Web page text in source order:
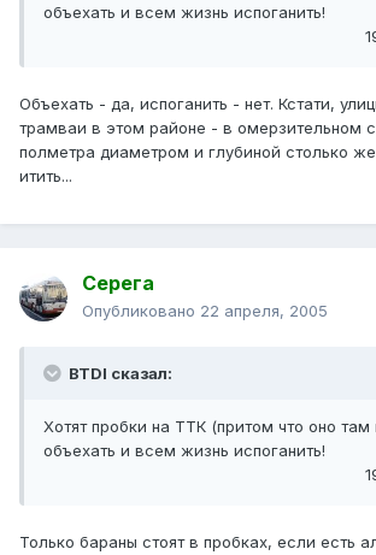
объехать и всем жизнь испоганить!
Объехать - да, испоганить - нет. Кстати,
трамваи в этом районе - в омерзительном
полметра диаметром и глубиной столько
итить...
Серега
Опубликовано 22 апреля, 2005
BTDI сказал:
Хотят пробки на ТТК (притом что оно там
объехать и всем жизнь испоганить!
Только бараны стоят в пробках, если есть